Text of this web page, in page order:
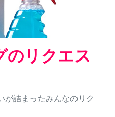
のリクエス
が詰まったみんなのリク